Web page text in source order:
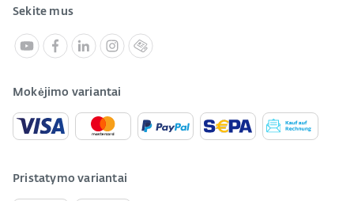
Sekite mus
Mokėjimo variantai
Pristatymo variantai